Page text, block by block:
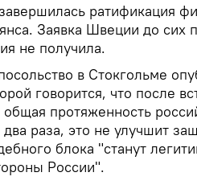
ратификация
Заявка Швеции до сих
не получила.
в Стокгольме
говорится, что после
протяженность
два раза, это не улучшит
блока "станут
России".